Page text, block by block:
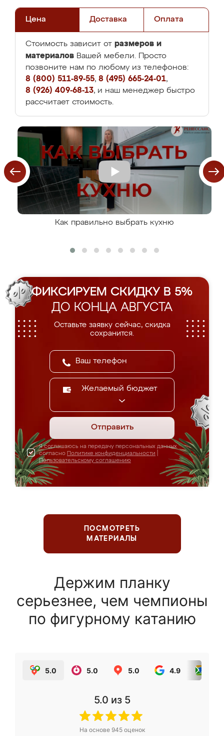
Цена Доставка Оплата
Стоимость зависит от размеров и
материалов Вашей мебели. Просто
позвоните нам по любому из телефонов:
8 (800) 511-89-55, 8 (495) 665-24-01,
8 (926) 409-68-13, и наш менеджер быстро
рассчитает стоимость.
Как правильно выбрать кухню
ФИКСИРУЕМ СКИДКУ В 5%
ДО КОНЦА АВГУСТА
Оставьте заявку сейчас, скидка
сохранится.
Желаемый бюджет
Отправить
Я соглашаюсь на передачу персональных данных
согласно Политике конфиденциальности
Пользовательскому соглашению
ПОСМОТРЕТЬ
МАТЕРИАЛЫ
Держим планку
серьезнее, чем чемпионы
по фигурному катанию
5.0 5.0 5.0 4.9
5.0 из 5
На основе 945оценок